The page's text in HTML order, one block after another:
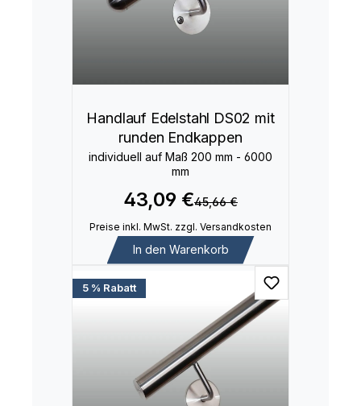
Handlauf Edelstahl DS02 mit
runden Endkappen
individuell auf Maß 200 mm - 6000
mm
43,09 €45,66 €
Preise inkl. MwSt. zzgl. Versandkosten
In den Warenkorb
5 % Rabatt